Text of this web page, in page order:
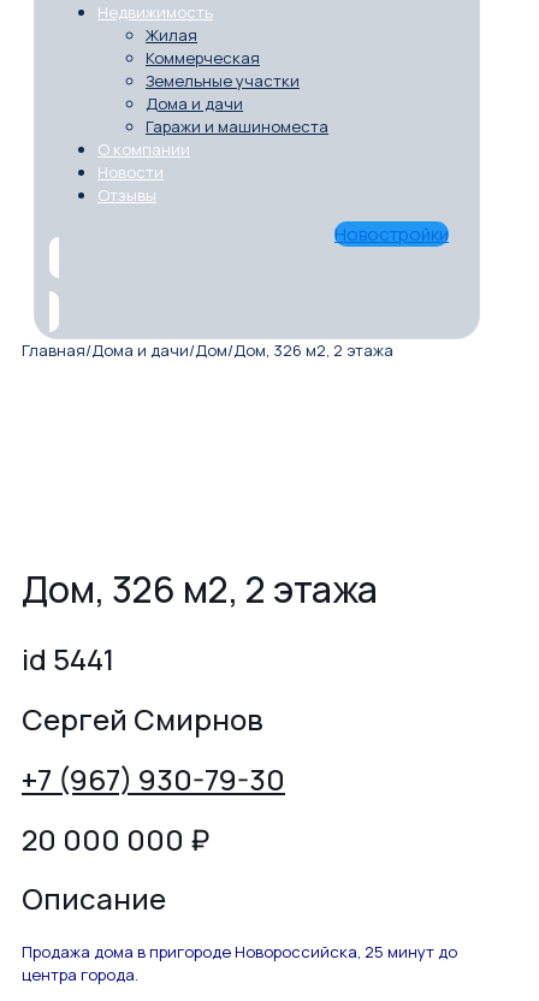
Недвижимость
Жилая
Коммерческая
Земельные участки
Дома и дачи
Гаражи и машиноместа
О компании
Новости
Отзывы
Новостройки
Главная/Дома и дачи/Дом/Дом, 326 м2, 2 этажа
Дом, 326 м2, 2 этажа
id 5441
Сергей Смирнов
+7 (967) 930-79-30
20 000 000 ₽
Описание
Продажа дома в пригороде Новороссийска, 25 минут до
центра города.